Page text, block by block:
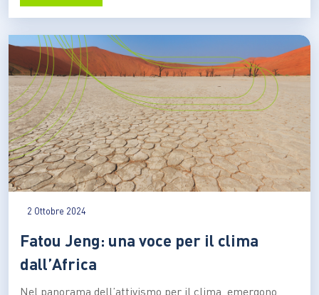
Tortora e Ferrara. Sono complessivamente 122 i borghi,
i paesi e le città italiane che si distinguono…
2 Ottobre 2024
Fatou Jeng: una voce per il clima
dall’Africa
Nel panorama dell’attivismo per il clima, emergono